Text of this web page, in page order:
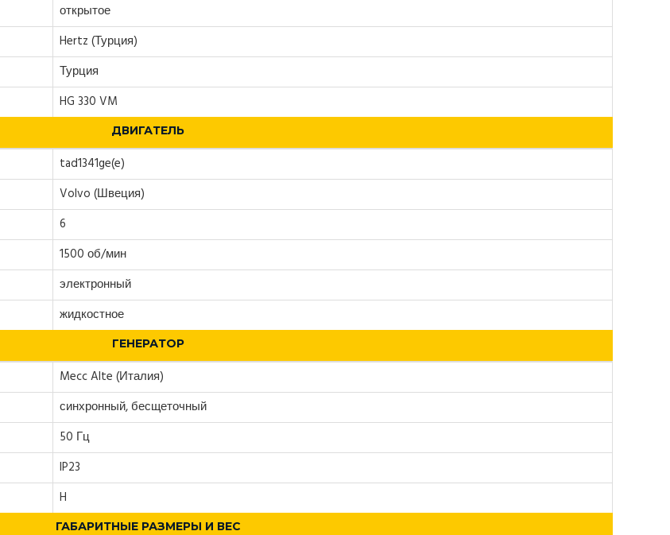
открытое
Hertz (Турция)
Турция
HG 330 VM
ДВИГАТЕЛЬ
tad1341ge(e)
Volvo (Швеция)
6
1500 об/мин
электронный
жидкостное
ГЕНЕРАТОР
Mecc Alte (Италия)
синхронный, бесщеточный
50 Гц
IP23
H
ГАБАРИТНЫЕ РАЗМЕРЫ И ВЕС